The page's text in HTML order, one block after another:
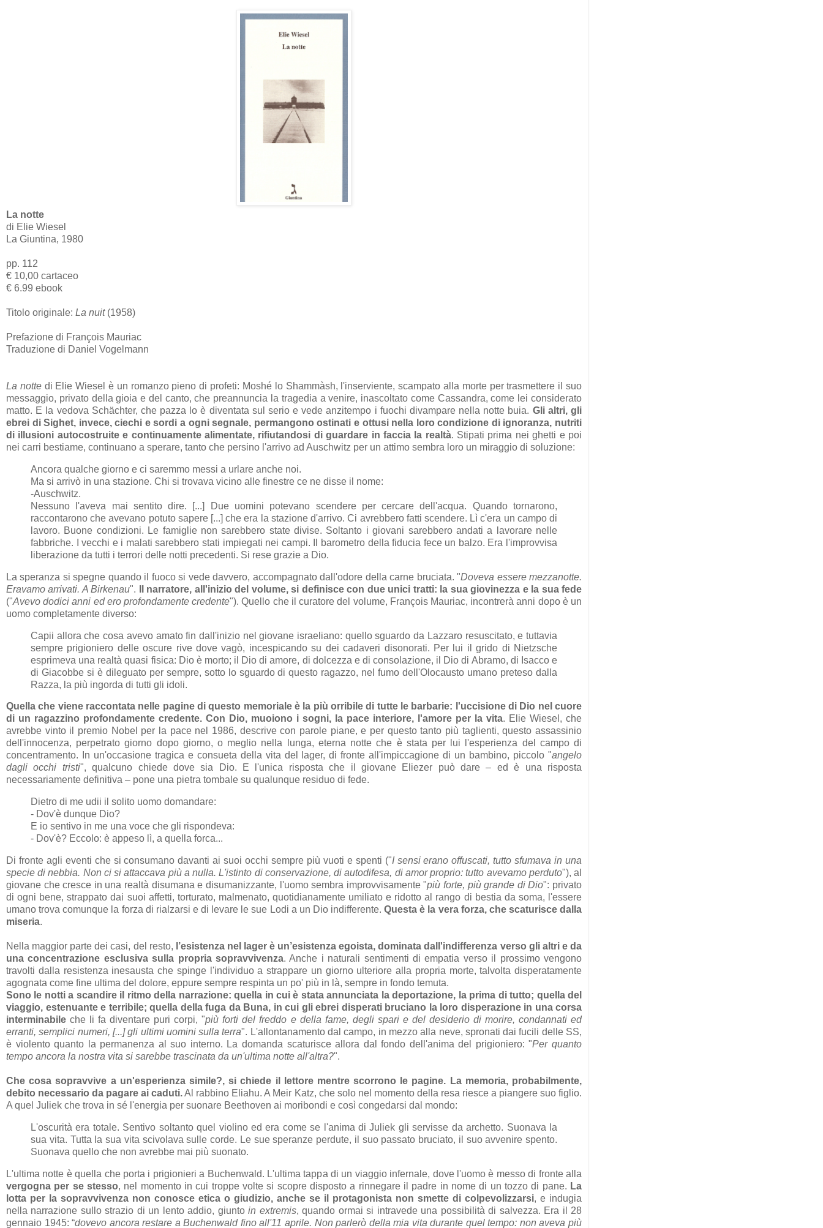
La notte
di Elie Wiesel
La Giuntina, 1980
pp. 112
€ 10,00 cartaceo
€ 6.99 ebook
Titolo originale: La nuit(1958)
Prefazione di François Mauriac
Traduzione di Daniel Vogelmann
La notte di Elie Wiesel è un romanzo pieno di profeti: Moshé lo Shammàsh, l'inserviente, scampato alla morte per trasmettere il suo
messaggio, privato della gioia e del canto, che preannuncia la tragedia a venire, inascoltato come Cassandra, come lei considerato
matto. E la vedova Schächter, che pazza lo è diventata sul serio e vede anzitempo i fuochi divampare nella notte buia. Gli altri, gli
ebrei di Sighet, invece, ciechi e sordi a ogni segnale, permangono ostinati e ottusi nella loro condizione di ignoranza, nutriti
di illusioni autocostruite e continuamente alimentate, rifiutandosi di guardare in faccia la realtà. Stipati prima nei ghetti e poi
nei carri bestiame, continuano a sperare, tanto che persino l'arrivo ad Auschwitz per un attimo sembra loro un miraggio di soluzione:
Ancora qualche giorno e ci saremmo messi a urlare anche noi.
Ma si arrivò in una stazione. Chi si trovava vicino alle finestre ce ne disse il nome:
-Auschwitz.
Nessuno l'aveva mai sentito dire. [...] Due uomini potevano scendere per cercare dell'acqua. Quando tornarono,
raccontarono che avevano potuto sapere [...] che era la stazione d'arrivo. Ci avrebbero fatti scendere. Lì c'era un campo di
lavoro. Buone condizioni. Le famiglie non sarebbero state divise. Soltanto i giovani sarebbero andati a lavorare nelle
fabbriche. I vecchi e i malati sarebbero stati impiegati nei campi. Il barometro della fiducia fece un balzo. Era l'improvvisa
liberazione da tutti i terrori delle notti precedenti. Si rese grazie a Dio.
La speranza si spegne quando il fuoco si vede davvero, accompagnato dall'odore della carne bruciata. "Doveva essere mezzanotte.
Eravamo arrivati. A Birkenau".
Il narratore, all'inizio del volume, si definisce con due unici tratti: la sua giovinezza e la sua fede
("Avevo dodici anni ed ero profondamente credente"). Quello che il curatore del volume, François Mauriac, incontrerà anni dopo è un
uomo completamente diverso:
Capii allora che cosa avevo amato fin dall'inizio nel giovane israeliano: quello sguardo da Lazzaro resuscitato, e tuttavia
sempre prigioniero delle oscure rive dove vagò, incespicando su dei cadaveri disonorati. Per lui il grido di Nietzsche
esprimeva una realtà quasi fisica: Dio è morto; il Dio di amore, di dolcezza e di consolazione, il Dio di Abramo, di Isacco e
di Giacobbe si è dileguato per sempre, sotto lo sguardo di questo ragazzo, nel fumo dell'Olocausto umano preteso dalla
Razza, la più ingorda di tutti gli idoli.
Quella che viene raccontata nelle pagine di questo memoriale è la più orribile di tutte le barbarie: l'uccisione di Dio nel cuore
di un ragazzino profondamente credente. Con Dio, muoiono i sogni, la pace interiore, l'amore per la vita. Elie Wiesel, che
avrebbe vinto il premio Nobel per la pace nel 1986, descrive con parole piane, e per questo tanto più taglienti, questo assassinio
dell'innocenza, perpetrato giorno dopo giorno, o meglio nella lunga, eterna notte che è stata per lui l'esperienza del campo di
concentramento. In un'occasione tragica e consueta della vita del lager, di fronte all'impiccagione di un bambino, piccolo "angelo
dagli occhi tristi", qualcuno chiede dove sia Dio. E l'unica risposta che il giovane Eliezer può dare – ed è una risposta
necessariamente definitiva – pone una pietra tombale su qualunque residuo di fede.
Dietro di me udii il solito uomo domandare:
- Dov'è dunque Dio?
E io sentivo in me una voce che gli rispondeva:
- Dov'è? Eccolo: è appeso lì, a quella forca...
Di fronte agli eventi che si consumano davanti ai suoi occhi sempre più vuoti e spenti ("I sensi erano offuscati, tutto sfumava in una
specie di nebbia. Non ci si attaccava più a nulla. L'istinto di conservazione, di autodifesa, di amor proprio: tutto avevamo perduto"), al
giovane che cresce in una realtà disumana e disumanizzante, l'uomo sembra improvvisamente "più forte, più grande di Dio": privato
di ogni bene, strappato dai suoi affetti, torturato, malmenato, quotidianamente umiliato e ridotto al rango di bestia da soma, l'essere
umano trova comunque la forza di rialzarsi e di levare le sue Lodi a un Dio indifferente.Questa è la vera forza, che scaturisce dalla
miseria.
Nella maggior parte dei casi, del resto, l’esistenza nel lager è un’esistenza egoista, dominata dall'indifferenza verso gli altri e da
una concentrazione esclusiva sulla propria sopravvivenza. Anche i naturali sentimenti di empatia verso il prossimo vengono
travolti dalla resistenza inesausta che spinge l'individuo a strappare un giorno ulteriore alla propria morte, talvolta disperatamente
agognata come fine ultima del dolore, eppure sempre respinta un po' più in là, sempre in fondo temuta.
Sono le notti a scandire il ritmo della narrazione: quella in cui è stata annunciata la deportazione, la prima di tutto; quella del
viaggio, estenuante e terribile; quella della fuga da Buna, in cui gli ebrei disperati bruciano la loro disperazione in una corsa
interminabile che li fa diventare puri corpi, "più forti del freddo e della fame, degli spari e del desiderio di morire, condannati ed
erranti, semplici numeri, [...] gli ultimi uomini sulla terra". L'allontanamento dal campo, in mezzo alla neve, spronati dai fucili delle SS,
è violento quanto la permanenza al suo interno. La domanda scaturisce allora dal fondo dell'anima del prigioniero: "Per quanto
tempo ancora la nostra vita si sarebbe trascinata da un'ultima notte all'altra?".
Che cosa sopravvive a un'esperienza simile?, si chiede il lettore mentre scorrono le pagine. La memoria, probabilmente,
debito necessario da pagare ai caduti.Al rabbino Eliahu. A Meir Katz, che solo nel momento della resa riesce a piangere suo figlio.
A quel Juliek che trova in sé l'energia per suonare Beethoven ai moribondi e così congedarsi dal mondo:
L'oscurità era totale. Sentivo soltanto quel violino ed era come se l'anima di Juliek gli servisse da archetto. Suonava la
sua vita. Tutta la sua vita scivolava sulle corde. Le sue speranze perdute, il suo passato bruciato, il suo avvenire spento.
Suonava quello che non avrebbe mai più suonato.
L'ultima notte è quella che porta i prigionieri a Buchenwald. L'ultima tappa di un viaggio infernale, dove l'uomo è messo di fronte alla
vergogna per se stesso, nel momento in cui troppe volte si scopre disposto a rinnegare il padre in nome di un tozzo di pane. La
lotta per la sopravvivenza non conosce etica o giudizio, anche se il protagonista non smette di colpevolizzarsi, e indugia
nella narrazione sullo strazio di un lento addio, giuntoin extremis, quando ormai si intravede una possibilità di salvezza. Era il 28
gennaio 1945: “dovevo ancora restare a Buchenwald fino all'11 aprile. Non parlerò della mia vita durante quel tempo: non aveva più